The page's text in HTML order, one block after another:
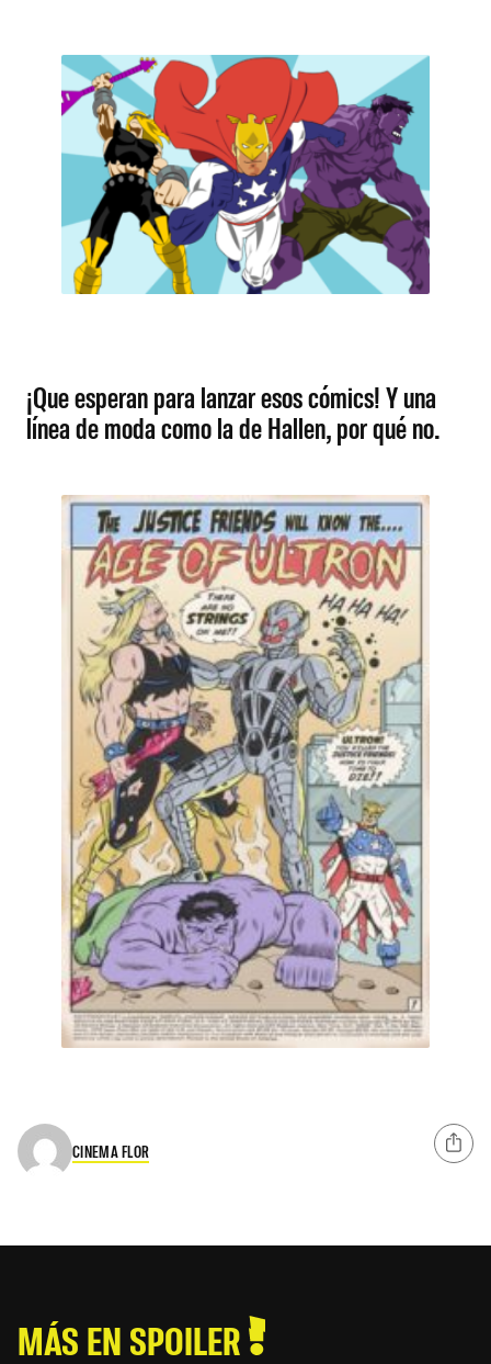
¡Que esperan para lanzar esos cómics! Y una
línea de moda como la de Hallen, por qué no.
CINEMA FLOR
MÁS EN SPOILER